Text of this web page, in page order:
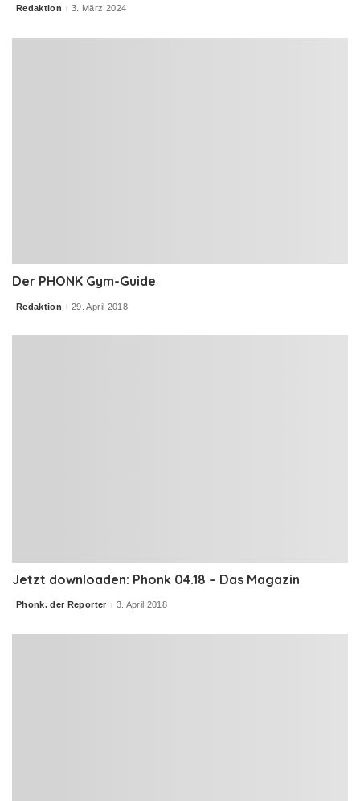
Posted
Redaktion 3. März 2024
Der PHONK Gym-Guide
Posted
Redaktion 29. April 2018
Jetzt downloaden: Phonk 04.18 – Das Magazin
Posted
Phonk. der Reporter 3. April 2018